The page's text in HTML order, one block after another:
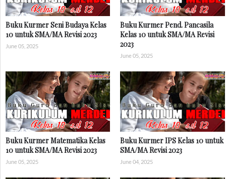
Buku Kurmer Seni Budaya Kelas
10 untuk SMA/MA Revisi 2023
June 05, 2025
Buku Kurmer Pend. Pancasila
Kelas 10 untuk SMA/MA Revisi
2023
June 05, 2025
Buku Kurmer Matematika Kelas
10 untuk SMA/MA Revisi 2023
June 05, 2025
Buku Kurmer IPS Kelas 10 untuk
SMA/MA Revisi 2023
June 04, 2025